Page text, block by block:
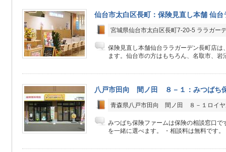
仙台市太白区長町：保険見直し本舗 仙
宮城県仙台市太白区長町7-20-5 ララガー
保険見直し本舗仙台ララガーデン長町店は
ます。仙台市の方はもちろん、名取市、岩
八戸市田向 間ノ田 ８－１：みつばち
青森県八戸市田向 間ノ田 ８－１ロイ
みつばち保険ファームは保険の相談窓口で
を一緒に選べます。 ・相談料は無料です